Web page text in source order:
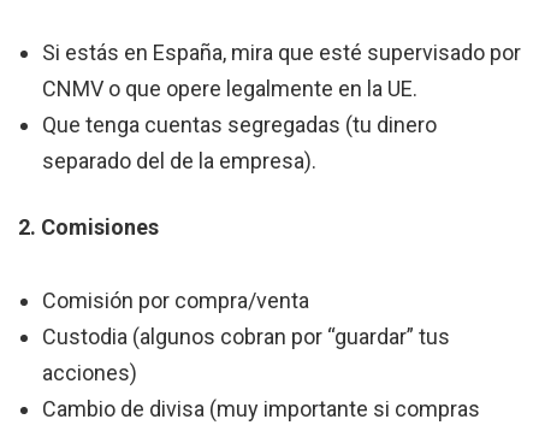
Si estás en España, mira que esté supervisado por
CNMV o que opere legalmente en la UE.
Que tenga cuentas segregadas (tu dinero
separado del de la empresa).
2. Comisiones
Comisión por compra/venta
Custodia (algunos cobran por “guardar” tus
acciones)
Cambio de divisa (muy importante si compras